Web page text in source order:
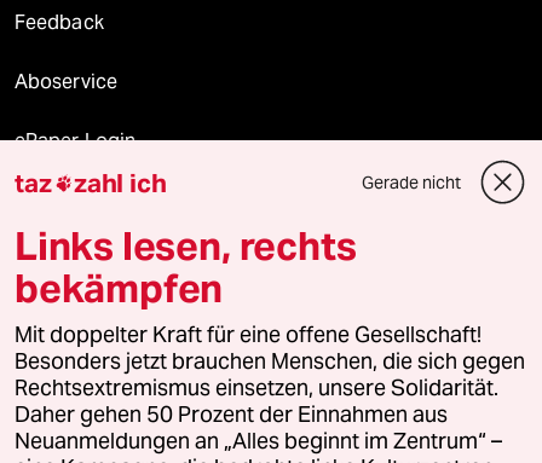
Feedback
Aboservice
ePaper Login
Downloads für Abonnierende
© 2026 taz Verlags und Vertriebs GmbH
Alle Rechte vorbehalten. Bei rechtlichen Fragen oder für Genehmigungen
wenden Sie sich bitte an
lizenzen@taz.de
Feedback Redaktionsstatut Kommune-Richtlinien
taz zahl ich Gerade nicht
Links lesen, rechts
bekämpfen
Mit doppelter Kraft für eine offene Gesellschaft!
Besonders jetzt brauchen Menschen, die sich gegen
Rechtsextremismus einsetzen, unsere Solidarität.
Daher gehen 50 Prozent der Einnahmen aus
Neuanmeldungen an „Alles beginnt im Zentrum“ –